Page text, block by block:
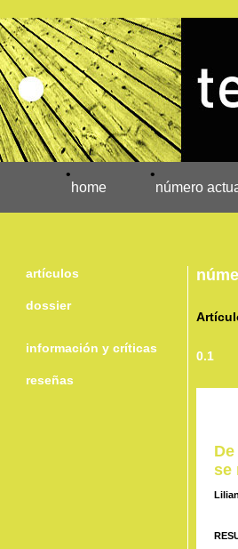
•
home
•
número
artículos
dossier
información y críticas
reseñas
0.1
se